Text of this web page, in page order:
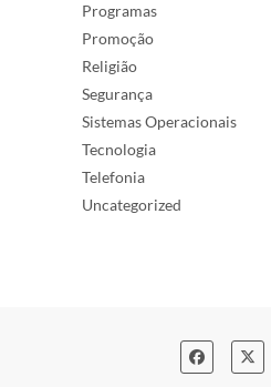
Programas
Promoção
Religião
Segurança
Sistemas Operacionais
Tecnologia
Telefonia
Uncategorized